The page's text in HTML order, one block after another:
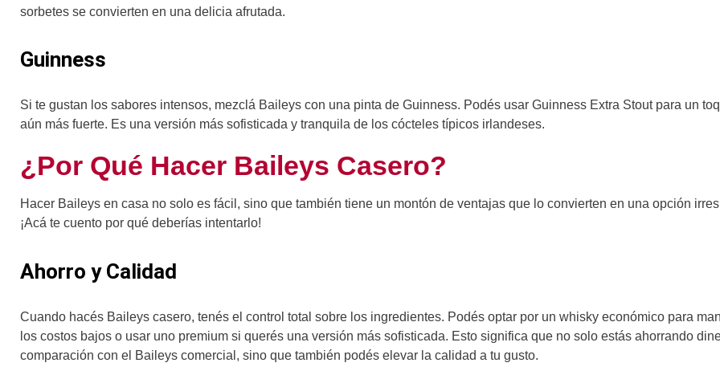
sorbetes se convierten en una delicia afrutada.
Guinness
Si te gustan los sabores intensos, mezclá Baileys con una pinta de Guinness. Podés usar Guinness Extra Stout para un
aún más fuerte. Es una versión más sofisticada y tranquila de los cócteles típicos irlandeses.
¿Por Qué Hacer Baileys Casero?
Hacer Baileys en casa no solo es fácil, sino que también tiene un montón de ventajas que lo convierten en una opción
¡Acá te cuento por qué deberías intentarlo!
Ahorro y Calidad
Cuando hacés Baileys casero, tenés el control total sobre los ingredientes. Podés optar por un whisky económico para
los costos bajos o usar uno premium si querés una versión más sofisticada. Esto significa que no solo estás ahorrando
comparación con el Baileys comercial, sino que también podés elevar la calidad a tu gusto.